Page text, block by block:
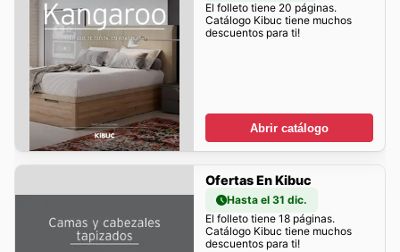
El folleto tiene 20 páginas.
Catálogo Kibuc tiene muchos
descuentos para ti!
Abrir catálogo
Ofertas En Kibuc
Hasta el 31 dic.
El folleto tiene 18 páginas.
Catálogo Kibuc tiene muchos
descuentos para ti!